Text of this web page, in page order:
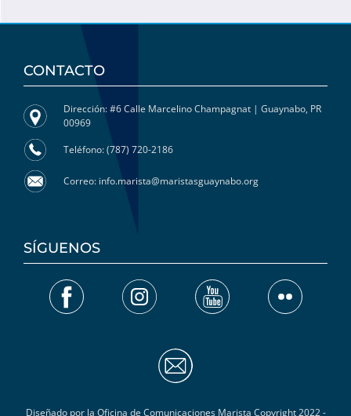
CONTACTO
Dirección: #6 Calle Marcelino Champagnat | Guaynabo, PR
00969
Teléfono: (787) 720-2186
Correo: info.marista@maristasguaynabo.org
SÍGUENOS
Diseñado por la Oficina de Comunicaciones Marista Copyright 2022 -